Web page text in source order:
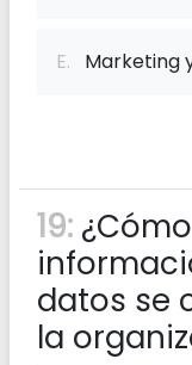
E. Marketing
19:
datos se
la